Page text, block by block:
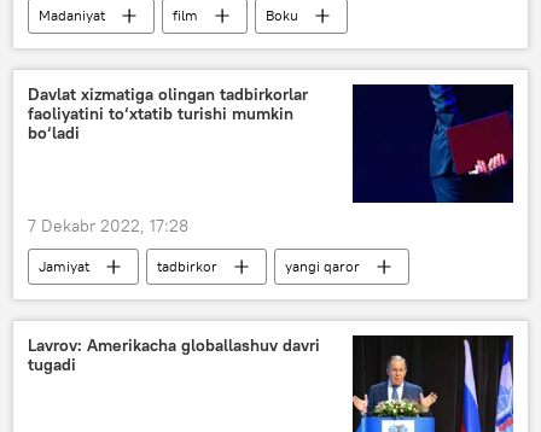
Madaniyat film
Boku
O‘zbekiston Kinematografiya agentligi
Davlat xizmatiga olingan tadbirkorlar
faoliyatini to‘xtatib turishi mumkin
bo‘ladi
7 Dekabr 2022, 17:28
Jamiyat tadbirkor yangi qaror
Lavrov: Amerikacha globallashuv davri
tugadi